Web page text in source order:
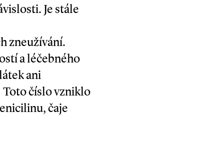
Je stále
zneužívání.
a léčebného
ani
Toto číslo vzniklo
čaje